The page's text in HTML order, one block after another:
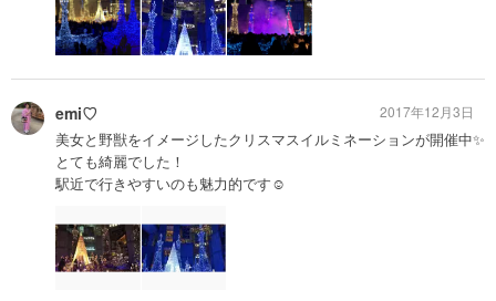
emi♡
美女と野獣をイメージしたクリスマスイルミネーションが開催中✨
とても綺麗でした！
駅近で行きやすいのも魅力的です☺︎
2017年12月3日